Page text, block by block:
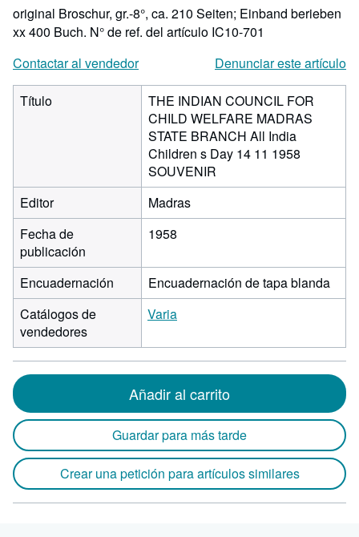
original Broschur, gr.-8°, ca. 210 Seiten; Einband berieben
xx 400 Buch. N° de ref. del artículo IC10-701
Contactar al vendedor
Denunciar este artículo
Título
THE INDIAN COUNCIL FOR
CHILD WELFARE MADRAS
STATE BRANCH All India
Children s Day 14 11 1958
SOUVENIR
Editor
Madras
Fecha de
publicación
1958
Encuadernación
Encuadernación de tapa blanda
Catálogos de
vendedores
Varia
Añadir al carrito
Guardar para más tarde
Crear una petición para artículos similares